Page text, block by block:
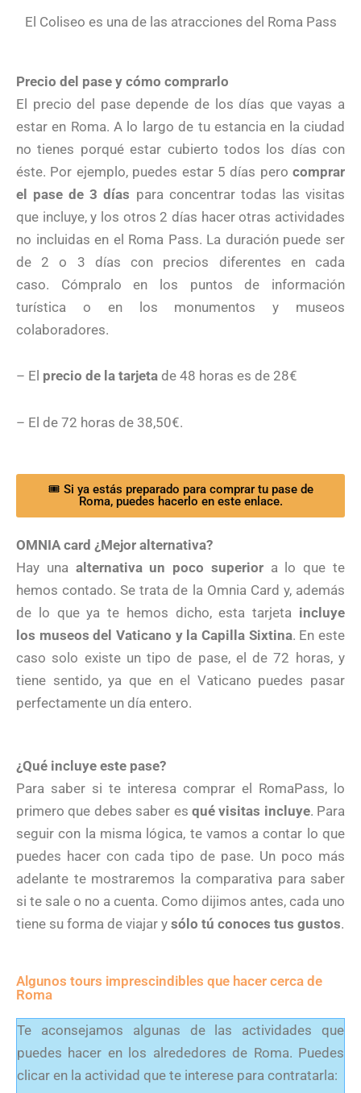
El Coliseo es una de las atracciones del Roma Pass
Precio del pase y cómo comprarlo
El precio del pase depende de los días que vayas a
estar en Roma. A lo largo de tu estancia en la ciudad
no tienes porqué estar cubierto todos los días con
éste. Por ejemplo, puedes estar 5 días pero comprar
el pase de 3 días para concentrar todas las visitas
que incluye, y los otros 2 días hacer otras actividades
no incluidas en el Roma Pass. La duración puede ser
de 2 o 3 días con precios diferentes en cada
caso. Cómpralo en los puntos de información
turística o en los monumentos y museos
colaboradores.
– El precio de la tarjeta de 48 horas es de 28€
– El de 72 horas de 38,50€.
🎟 Si ya estás preparado para comprar tu pase de
Roma, puedes hacerlo en este enlace.
OMNIA card ¿Mejor alternativa?
Hay una alternativa un poco superior a lo que te
hemos contado. Se trata de la Omnia Card y, además
de lo que ya te hemos dicho, esta tarjeta incluye
los museos del Vaticano y la Capilla Sixtina. En este
caso solo existe un tipo de pase, el de 72 horas, y
tiene sentido, ya que en el Vaticano puedes pasar
perfectamente un día entero.
¿Qué incluye este pase?
Para saber si te interesa comprar el RomaPass, lo
primero que debes saber es qué visitas incluye. Para
seguir con la misma lógica, te vamos a contar lo que
puedes hacer con cada tipo de pase. Un poco más
adelante te mostraremos la comparativa para saber
si te sale o no a cuenta. Como dijimos antes, cada uno
tiene su forma de viajar y sólo tú conoces tus gustos.
Algunos tours imprescindibles que hacer cerca de
Roma
Te aconsejamos algunas de las actividades que
puedes hacer en los alrededores de Roma. Puedes
clicar en la actividad que te interese para contratarla: